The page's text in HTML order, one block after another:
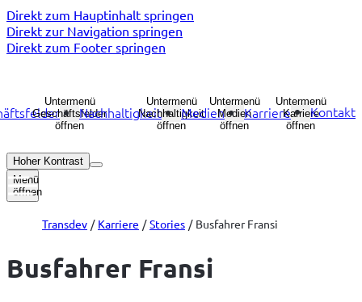
Direkt zum Hauptinhalt springen
Direkt zur Navigation springen
Direkt zum Footer springen
Untermenü
Geschäftsfelder
öffnen
Nachhaltigkeit
Untermenü
Nachhaltigkeit
öffnen
Medien
Untermenü
Medien
öffnen
Karriere
Untermenü
Karriere
öffnen
Kontakt
Hoher Kontrast
Menü
öffnen
Transdev Karriere Stories Busfahrer Fransi
Busfahrer Fransi